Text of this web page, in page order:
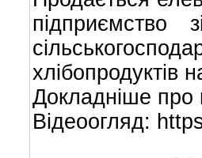
підприємство
хлібопродуктів
Докладніше про
Відеоогляд: